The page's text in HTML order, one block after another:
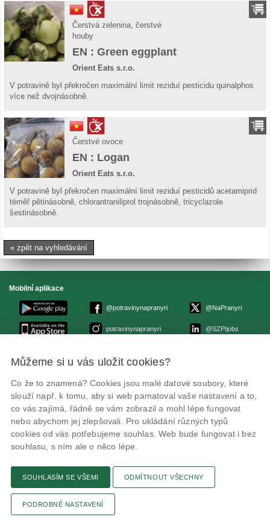
Čerstvá zelenina, čerstvé
houby
EN : Green eggplant
Orient Eats s.r.o.
V potravině byl překročen maximální limit reziduí pesticidu quinalphos
více než dvojnásobně.
Čerstvé ovoce
EN : Logan
Orient Eats s.r.o.
V potravině byl překročen maximální limit reziduí pesticidů acetamiprid
téměř pětinásobně, chlorantraniliprol trojnásobně, tricyclazole
šestinásobně.
« zpět na vyhledávání
Mobilní aplikace
@potravinynapranyri
potravinynapranyri
@NaPranyri
@SZPIjobs
© Státní zemědělská a potravinářská inspekce 2026
ID datové schránky: avraiqg
IČO: 75014149, DIČ: CZ75014149
Zásady ochrany soukromí
Nastavení cookies
Připomínky Novinky Odkaz
Můžeme si u vás uložit cookies?
Co že to znamená? Cookies jsou malé datové soubory, které
slouží např. k tomu, aby si web pamatoval vaše nastavení a to,
co vás zajímá, řádně se vám zobrazil a mohl lépe fungovat
nebo abychom jej zlepšovali. Pro ukládání různých typů
cookies od vás potřebujeme souhlas. Web bude fungovat i bez
souhlasu, s ním ale o něco lépe.
SOUHLASÍM SE VŠEMI ODMÍTNOUT VŠECHNY
PODROBNÉ NASTAVENÍ